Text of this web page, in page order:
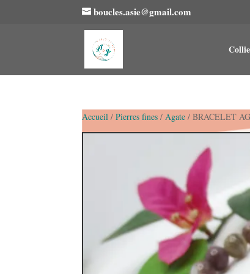
boucles.asie@gmail.com
Accueil /Pierres fines /Agate / BRACELET